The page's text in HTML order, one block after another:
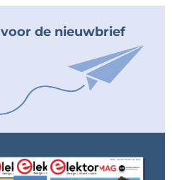
voor de nieuwbrief